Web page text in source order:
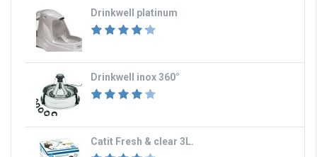
Drinkwell platinum
Drinkwell inox 360°
Catit Fresh & clear 3L.